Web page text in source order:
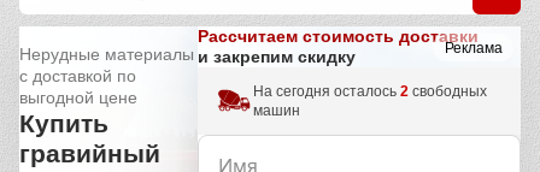
Реклама
Нерудные материалы
с доставкой по
выгодной цене
Купить
гравийный
Рассчитаем стоимость доставки
и закрепим скидку
На сегодня осталось2 свободных
машин